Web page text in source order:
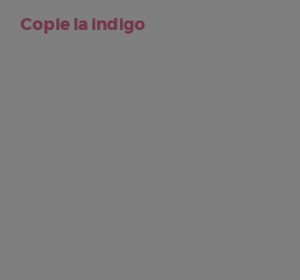
Copie la indigo